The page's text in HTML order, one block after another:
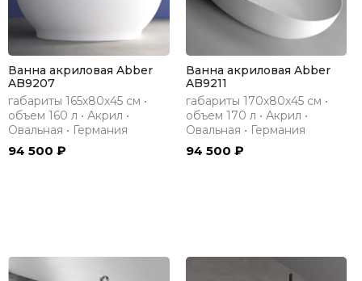
Ванна акриловая Abber
AB9207
габариты 165х80х45 см •
объем 160 л • Акрил •
Овальная • Германия
94 500 ₽
Ванна акриловая Abber
AB9211
габариты 170х80х45 см •
объем 170 л • Акрил •
Овальная • Германия
94 500 ₽